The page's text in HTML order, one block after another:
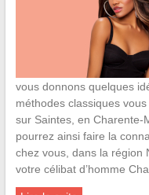
vous donnons quelques
méthodes classiques
sur Saintes, en Charente-
pourrez ainsi faire la
chez vous, dans la région
votre célibat d’homme